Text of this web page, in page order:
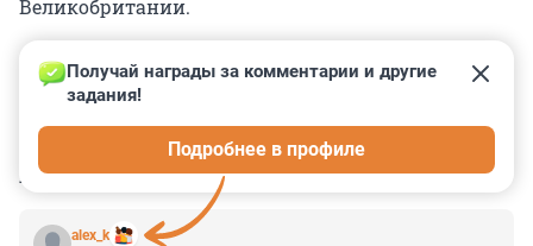
Великобритании.
КОММЕНТАРИИ 9
alex_k
Получай награды за комментарии и другие
задания!
Подробнее в профиле